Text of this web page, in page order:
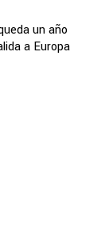
un año
a Europa